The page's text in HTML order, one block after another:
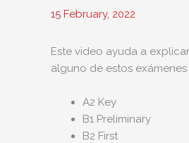
15 February, 2022
Este video ayuda a
alguno de estos
A2 Key
B1 Preliminary
B2 First